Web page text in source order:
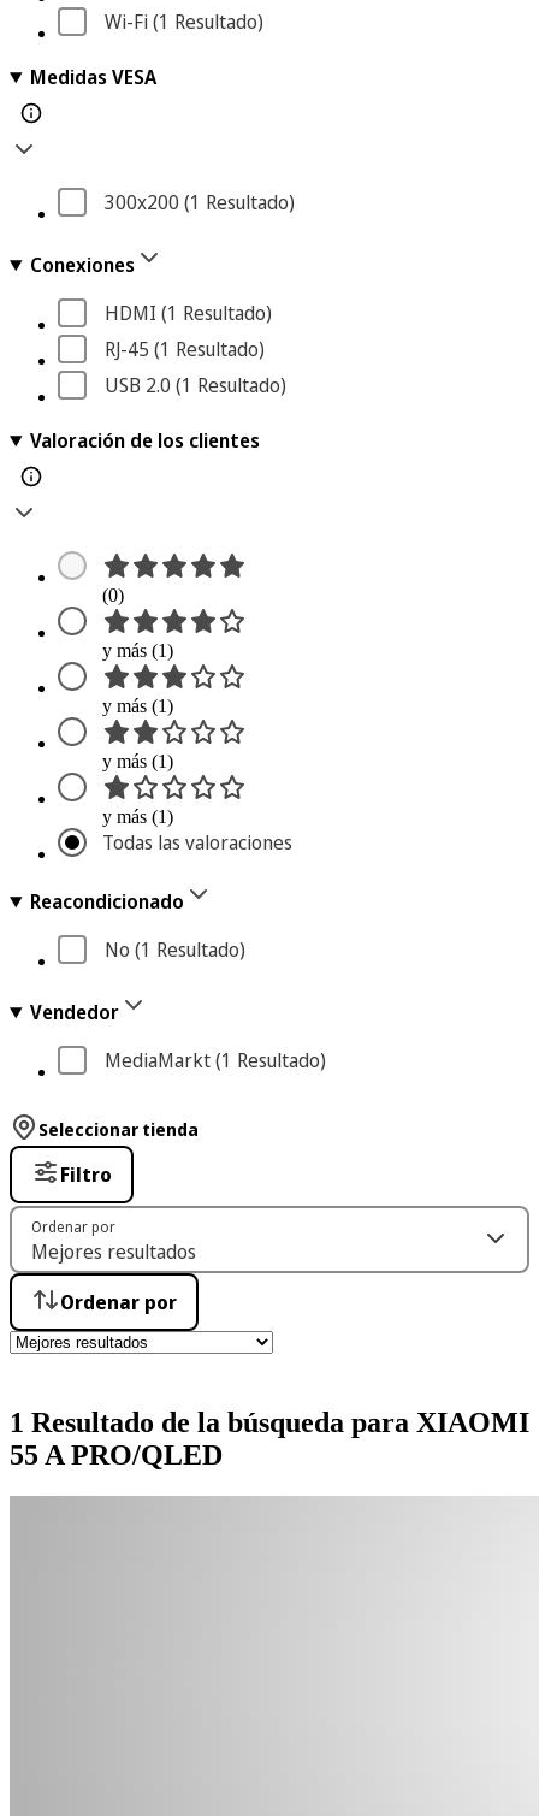
Wi-Fi (1 Resultado)
Medidas VESA
300x200 (1 Resultado)
Conexiones
HDMI (1 Resultado)
RJ-45 (1 Resultado)
USB 2.0 (1 Resultado)
Valoración de los clientes
(0)
y más (1)
y más (1)
y más (1)
y más (1)
Todas las valoraciones
Reacondicionado
No (1 Resultado)
Vendedor
MediaMarkt (1 Resultado)
1 Resultado de la búsqueda para XIAOMI
55 A PRO/QLED
Seleccionar tienda
Filtro
Ordenar por
Ordenar por